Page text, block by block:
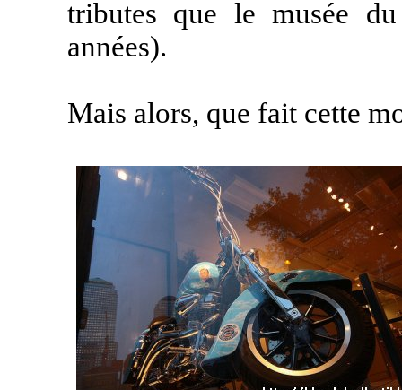
tributes que le musée
années).
Mais alors, que fait cette